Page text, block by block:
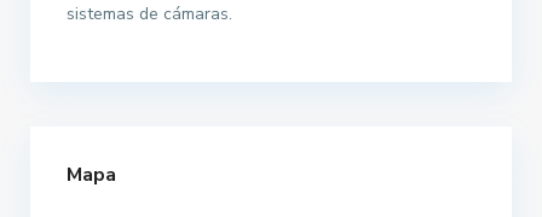
sistemas de cámaras.
Mapa